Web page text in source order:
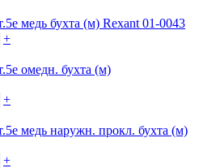
медь бухта (м) Rexant 01-0043
+
омедн. бухта (м)
+
медь наружн. прокл. бухта (м)
+